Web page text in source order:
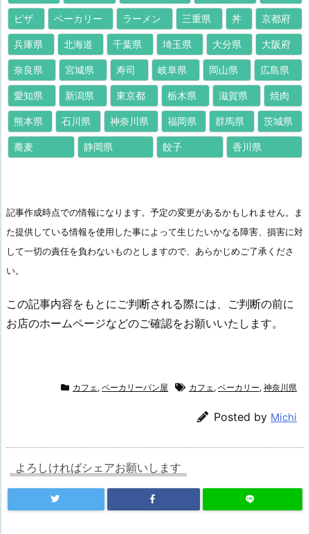
ピザ ベーカリー ラーメン 三重県 丼 京都府
兵庫県 北海道 千葉県 埼玉県 大分県 大阪府
奈良県 宮城県 寿司 岐阜県 岡山県 広島県
愛知県 新潟県 東京都 栃木県 滋賀県 焼肉
熊本県 石川県 神奈川県 福岡県 群馬県 茨城県
蕎麦 静岡県 餃子 香川県
記事作成時点での情報になります。予定の変更があるかもしれません。ま
た提供している情報を使用した事によって生じたいかなる障害、損害に対
して一切の責任を負わないものとしますので、あらかじめご了承くださ
い。
この記事内容をもとにご判断される際には、ご判断の前に
お店のホームページなどのご確認をお願いいたします。
カフェ , ベーカリーパン屋 カフェ , ベーカリー, 神奈川県
Posted by Michi
よろしければシェアお願いします